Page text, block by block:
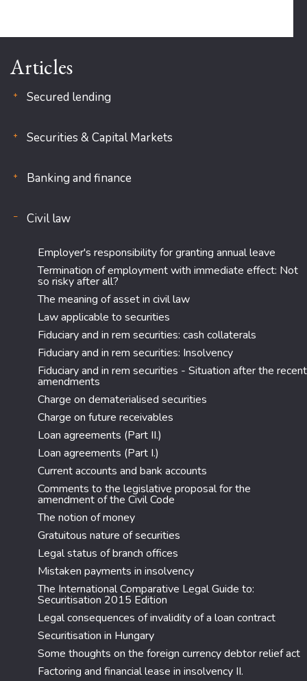
Articles
Secured lending
Securities & Capital Markets
Banking and finance
Civil law
Employer's responsibility for granting annual leave
Termination of employment with immediate effect: Not
so risky after all?
The meaning of asset in civil law
Law applicable to securities
Fiduciary and in rem securities: cash collaterals
Fiduciary and in rem securities: Insolvency
Fiduciary and in rem securities - Situation after the recent
amendments
Charge on dematerialised securities
Charge on future receivables
Loan agreements (Part II.)
Loan agreements (Part I.)
Current accounts and bank accounts
Comments to the legislative proposal for the
amendment of the Civil Code
The notion of money
Gratuitous nature of securities
Legal status of branch offices
Mistaken payments in insolvency
The International Comparative Legal Guide to:
Securitisation 2015 Edition
Legal consequences of invalidity of a loan contract
Securitisation in Hungary
Some thoughts on the foreign currency debtor relief act
Factoring and financial lease in insolvency II.